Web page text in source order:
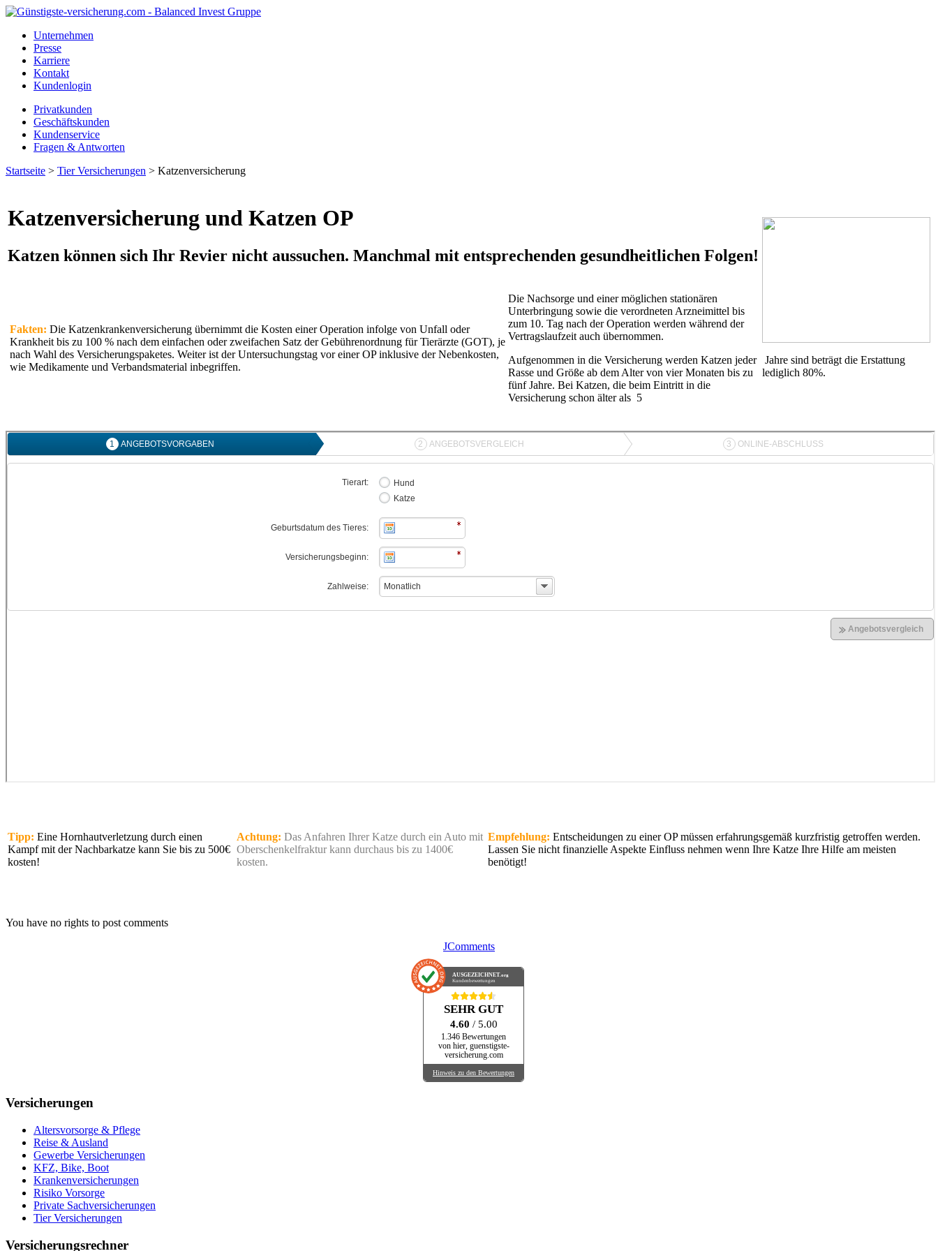
Unternehmen
Presse
Karriere
Kontakt
Kundenlogin
Privatkunden
Geschäftskunden
Kundenservice
Fragen & Antworten
Startseite > Tier Versicherungen > Katzenversicherung
Katzenversicherung und Katzen OP
Katzen können sich Ihr Revier nicht aussuchen. Manchmal mit entsprechenden gesundheitlichen Folgen!
Fakten: Die Katzenkrankenversicherung übernimmt die Kosten einer Operation infolge von Unfall oder
Krankheit bis zu 100 % nach dem einfachen oder zweifachen Satz der Gebührenordnung für Tierärzte (GOT), je
nach Wahl des Versicherungspaketes. Weiter ist der Untersuchungstag vor einer OP inklusive der Nebenkosten,
wie Medikamente und Verbandsmaterial inbegriffen.
Die Nachsorge und einer möglichen stationären
Unterbringung sowie die verordneten Arzneimittel bis
zum 10. Tag nach der Operation werden während der
Vertragslaufzeit auch übernommen.
Aufgenommen in die Versicherung werden Katzen jeder
Rasse und Größe ab dem Alter von vier Monaten bis zu
fünf Jahre. Bei Katzen, die beim Eintritt in die
Versicherung schon älter als 5
Jahre sind beträgt die Erstattung
lediglich 80%.
Tipp: Eine Hornhautverletzung durch einen
Kampf mit der Nachbarkatze kann Sie bis zu 500€
kosten!
Achtung: Das Anfahren Ihrer Katze durch ein Auto mit
Oberschenkelfraktur kann durchaus bis zu 1400€
kosten.
Empfehlung: Entscheidungen zu einer OP müssen erfahrungsgemäß kurzfristig getroffen werden.
Lassen Sie nicht finanzielle Aspekte Einfluss nehmen wenn Ihre Katze Ihre Hilfe am meisten
benötigt!
You have no rights to post comments
JComments
AUSGEZEICHNET.org
Kundenbewertungen
SEHR GUT
4.60 / 5.00
1.346 Bewertungen
von hier, guenstigste-
versicherung.com
Hinweis zu den Bewertungen
Versicherungen
Altersvorsorge & Pflege
Reise & Ausland
Gewerbe Versicherungen
KFZ, Bike, Boot
Krankenversicherungen
Risiko Vorsorge
Private Sachversicherungen
Tier Versicherungen
Versicherungsrechner